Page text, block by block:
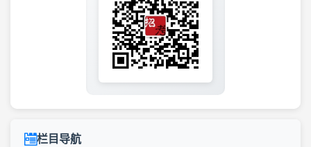
栏目导航